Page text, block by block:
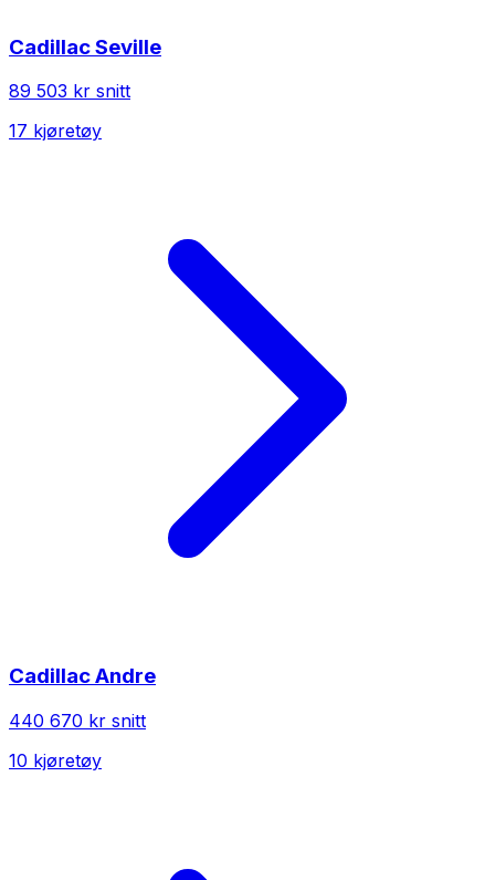
CadillacSeville
89 503 kr snitt
17 kjøretøy
CadillacAndre
440 670 kr snitt
10 kjøretøy